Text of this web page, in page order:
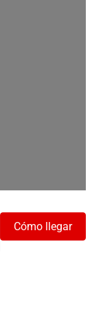
Cómo llegar